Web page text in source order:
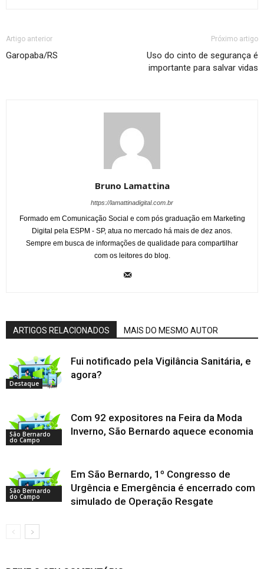
Artigo anterior
Garopaba/RS
Próximo artigo
Uso do cinto de segurança é
importante para salvar vidas
Bruno Lamattina
https://lamattinadigital.com.br
Formado em Comunicação Social e com pós graduação em Marketing
Digital pela ESPM - SP, atua no mercado há mais de dez anos.
Sempre em busca de informações de qualidade para compartilhar
com os leitores do blog.
ARTIGOS RELACIONADOS MAIS DO MESMO AUTOR
Destaque
Fui notificado pela Vigilância Sanitária, e
agora?
São Bernardo
do Campo
Com 92 expositores na Feira da Moda
Inverno, São Bernardo aquece economia
São Bernardo
do Campo
Em São Bernardo, 1º Congresso de
Urgência e Emergência é encerrado com
simulado de Operação Resgate